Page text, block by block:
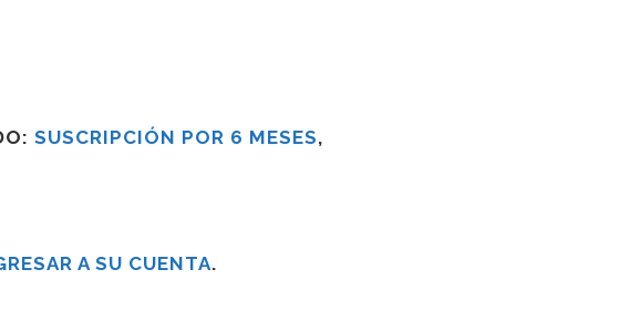
SUSCRIPCIÓN POR 6 MESES,
A SU CUENTA.